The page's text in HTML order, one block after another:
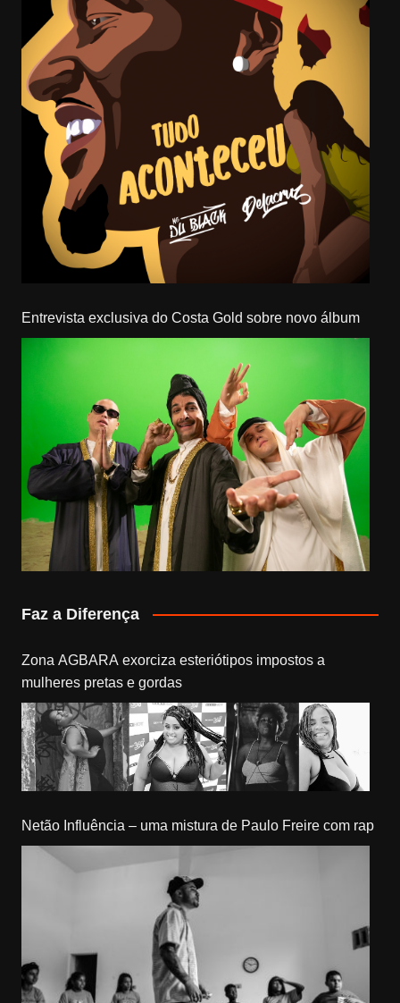
Entrevista exclusiva do Costa Gold sobre novo álbum
Faz a Diferença
Zona AGBARA exorciza esteriótipos impostos a
mulheres pretas e gordas
Netão Influência – uma mistura de Paulo Freire com rap